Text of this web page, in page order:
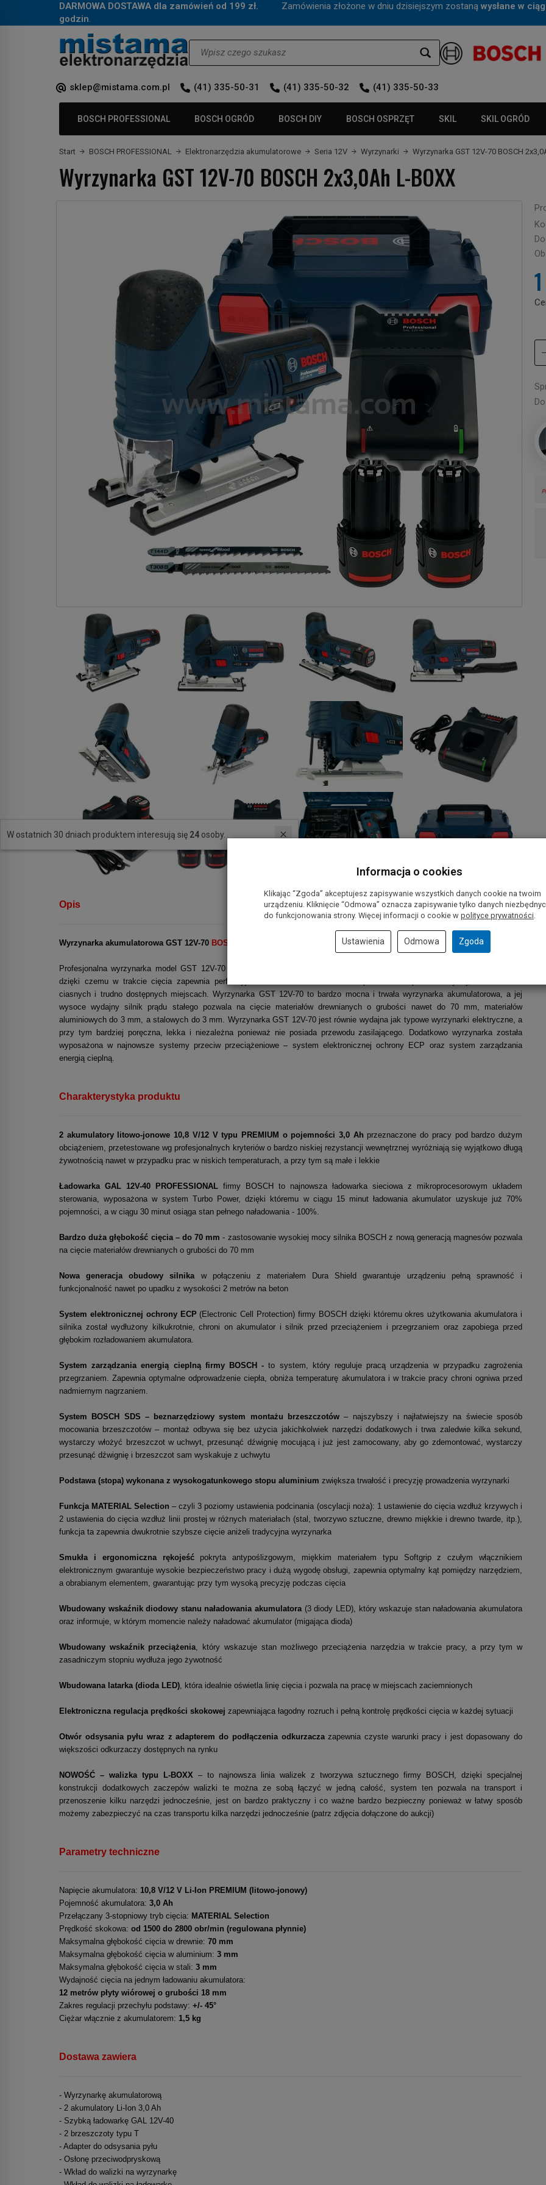
DARMOWA DOSTAWA dla zamówień od 199 zł. Zamówienia złożone w dniu dzisiejszym zostaną wysłane w
godzin.
sklep@mistama.com.pl (41) 335-50-31 (41) 335-50-32 (41) 335-50-33
BOSCH PROFESSIONAL BOSCH OGRÓD BOSCH DIY BOSCH OSPRZĘT SKIL SKIL OGRÓD
Start BOSCH PROFESSIONAL Elektronarzędzia akumulatorowe Seria 12V Wyrzynarki Wyrzynarka GST 12V-70 BOSCH
Wyrzynarka GST 12V-70 BOSCH 2x3,0Ah L-BOXX
Opis
Wyrzynarka akumulatorowa GST 12V-70 BOSCH w zestawie z walizką L-BOXX
Profesjonalna wyrzynarka model GST 12V-70 firmy BOSCH to specjalistyczne urządzenia o niezwykle kompaktowej budowie,
dzięki czemu w trakcie cięcia zapewnia perfekcyjne manewrowanie i doskonałe prowadzenie po linii krzywej, zwłaszcza w
ciasnych i trudno dostępnych miejscach. Wyrzynarka GST 12V-70 to bardzo mocna i trwała wyrzynarka akumulatorowa, a jej
wysoce wydajny silnik prądu stałego pozwala na cięcie materiałów drewnianych o grubości nawet do 70 mm, materiałów
aluminiowych do 3 mm, a stalowych do 3 mm. Wyrzynarka GST 12V-70 jest równie wydajna jak typowe wyrzynarki elektryczne, a
przy tym bardziej poręczna, lekka i niezależna ponieważ nie posiada przewodu zasilającego. Dodatkowo wyrzynarka została
wyposażona w najnowsze systemy przeciw przeciążeniowe – system elektronicznej ochrony ECP oraz system zarządzania
energią cieplną.
Charakterystyka produktu
2 akumulatory litowo-jonowe 10,8 V/12 V typu PREMIUM o pojemności 3,0 Ah przeznaczone do pracy pod bardzo dużym
obciążeniem, przetestowane wg profesjonalnych kryteriów o bardzo niskiej rezystancji wewnętrznej wyróżniają się wyjątkowo długą
żywotnością nawet w przypadku prac w niskich temperaturach, a przy tym są małe i lekkie
Ładowarka GAL 12V-40 PROFESSIONAL firmy BOSCH to najnowsza ładowarka sieciowa z mikroprocesorowym układem
sterowania, wyposażona w system Turbo Power, dzięki któremu w ciągu 15 minut ładowania akumulator uzyskuje już 70%
pojemności, a w ciągu 30 minut osiąga stan pełnego naładowania - 100%.
Bardzo duża głębokość cięcia – do 70 mm - zastosowanie wysokiej mocy silnika BOSCH z nową generacją magnesów pozwala
na cięcie materiałów drewnianych o grubości do 70 mm
Nowa generacja obudowy silnika w połączeniu z materiałem Dura Shield gwarantuje urządzeniu pełną sprawność i
funkcjonalność nawet po upadku z wysokości 2 metrów na beton
System elektronicznej ochrony ECP (Electronic Cell Protection) firmy BOSCH dzięki któremu okres użytkowania akumulatora i
silnika został wydłużony kilkukrotnie, chroni on akumulator i silnik przed przeciążeniem i przegrzaniem oraz zapobiega przed
głębokim rozładowaniem akumulatora.
System zarządzania energią cieplną firmy BOSCH -to system, który reguluje pracą urządzenia w przypadku zagrożenia
przegrzaniem. Zapewnia optymalne odprowadzenie ciepła, obniża temperaturę akumulatora i w trakcie pracy chroni ogniwa przed
nadmiernym nagrzaniem.
System BOSCH SDS – beznarzędziowy system montażu brzeszczotów – najszybszy i najłatwiejszy na świecie sposób
mocowania brzeszczotów – montaż odbywa się bez użycia jakichkolwiek narzędzi dodatkowych i trwa zaledwie kilka sekund,
wystarczy włożyć brzeszczot w uchwyt, przesunąć dźwignię mocującą i już jest zamocowany, aby go zdemontować, wystarczy
przesunąć dźwignię i brzeszczot sam wyskakuje z uchwytu
Podstawa (stopa) wykonana z wysokogatunkowego stopu aluminium zwiększa trwałość i precyzję prowadzenia wyrzynarki
Funkcja MATERIAL Selection – czyli 3 poziomy ustawienia podcinania (oscylacji noża): 1 ustawienie do cięcia wzdłuż krzywych i
2 ustawienia do cięcia wzdłuż linii prostej w różnych materiałach (stal, tworzywo sztuczne, drewno miękkie i drewno twarde, itp.),
funkcja ta zapewnia dwukrotnie szybsze cięcie aniżeli tradycyjna wyrzynarka
Smukła i ergonomiczna rękojeśćpokryta antypoślizgowym, miękkim materiałem typu Softgrip z czułym włącznikiem
elektronicznym gwarantuje wysokie bezpieczeństwo pracy i dużą wygodę obsługi, zapewnia optymalny kąt pomiędzy narzędziem,
a obrabianym elementem, gwarantując przy tym wysoką precyzję podczas cięcia
Wbudowany wskaźnik diodowy stanu naładowania akumulatora (3 diody LED), który wskazuje stan naładowania akumulatora
oraz informuje, w którym momencie należy naładować akumulator (migająca dioda)
Wbudowany wskaźnik przeciążenia , który wskazuje stan możliwego przeciążenia narzędzia w trakcie pracy, a przy tym w
zasadniczym stopniu wydłuża jego żywotność
Wbudowana latarka (dioda LED) , która idealnie oświetla linię cięcia i pozwala na pracę w miejscach zaciemnionych
Elektroniczna regulacja prędkości skokowej zapewniająca łagodny rozruch i pełną kontrolę prędkości cięcia w każdej sytuacji
Otwór odsysania pyłu wraz z adapterem do podłączenia odkurzaczazapewnia czyste warunki pracy i jest dopasowany do
większości odkurzaczy dostępnych na rynku
NOWOŚĆ – walizka typu L-BOXX – to najnowsza linia walizek z tworzywa sztucznego firmy BOSCH, dzięki specjalnej
konstrukcji dodatkowych zaczepów walizki te można ze sobą łączyć w jedną całość, system ten pozwala na transport i
przenoszenie kilku narzędzi jednocześnie, jest on bardzo praktyczny i co ważne bardzo bezpieczny ponieważ w łatwy sposób
możemy zabezpieczyć na czas transportu kilka narzędzi jednocześnie (patrz zdjęcia dołączone do aukcji)
Parametry techniczne
Napięcie akumulatora: 10,8 V/12 V Li-Ion PREMIUM (litowo-jonowy)
Pojemność akumulatora: 3,0 Ah
Przełączany 3-stopniowy tryb cięcia: MATERIAL Selection
Prędkość skokowa: od 1500 do 2800 obr/min (regulowana płynnie)
Maksymalna głębokość cięcia w drewnie: 70 mm
Maksymalna głębokość cięcia w aluminium: 3 mm
Maksymalna głębokość cięcia w stali: 3 mm
Wydajność cięcia na jednym ładowaniu akumulatora:
12 metrów płyty wiórowej o grubości 18 mm
Zakres regulacji przechyłu podstawy: +/- 45°
Ciężar włącznie z akumulatorem: 1,5 kg
Dostawa zawiera
- Wyrzynarkę akumulatorową
- 2 akumulatory Li-Ion 3,0 Ah
- Szybką ładowarkę GAL 12V-40
- 2 brzeszczoty typu T
- Adapter do odsysania pyłu
- Osłonę przeciwodpryskową
- Wkład do walizki na wyrzynarkę
W ostatnich 30 dniach produktem interesują się 24 osoby.
Informacja o cookies
Klikając “Zgoda” akceptujesz zapisywanie wszystkich danych cookie na twoim
urządzeniu. Kliknięcie “Odmowa” oznacza zapisywanie tylko danych
do funkcjonowania strony. Więcej informacji o cookie w polityce prywatności.
Ustawienia Odmowa Zgoda